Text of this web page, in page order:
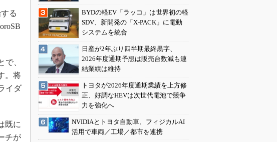
る
、
。将
イダ
既に
チが
BYDの軽EV「ラッコ」は世界初の軽
SDV、新開発の「X-PACK」に電動
システムを統合
日産が2年ぶり四半期最終黒字、
2026年度通期予想は販売台数減も連
結業績は維持
トヨタが2026年度通期業績を上方修
正、好調なHEVは次世代電池で競争
力を強化へ
NVIDIAとトヨタ自動車、フィジカルAI
活用で車両／工場／都市を連携